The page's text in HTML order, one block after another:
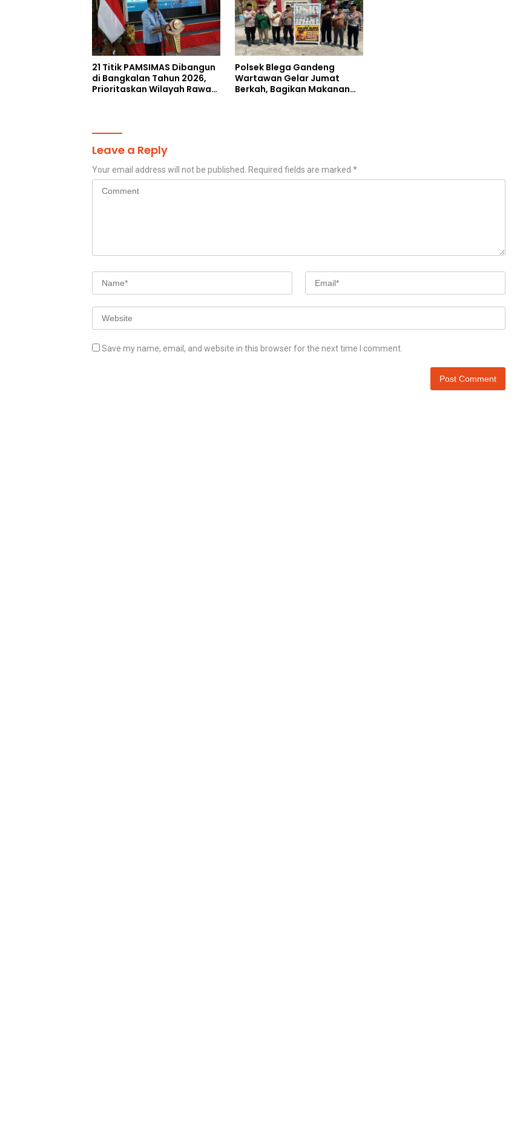
21 Titik PAMSIMAS Dibangun
di Bangkalan Tahun 2026,
Prioritaskan Wilayah Rawan
Polsek Blega Gandeng
Wartawan Gelar Jumat
Berkah, Bagikan Makanan
Leave a Reply
Your email address will not be published. Required fields are marked *
Save my name, email, and website in this browser for the next time I comment.